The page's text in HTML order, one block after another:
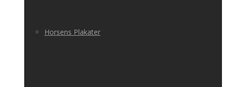
Horsens Plakater